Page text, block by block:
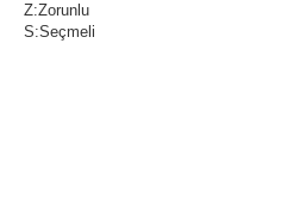
Z:Zorunlu
S:Seçmeli